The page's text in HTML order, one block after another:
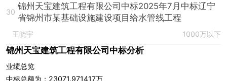
30
锦州天宝建筑工程有限公司中标2025年7月中标辽宁
省锦州市某基础设施建设项目给水管线工程
王晓宇 1000万以下
锦州天宝建筑工程有限公司中标分析
业绩总览
中标总额为：23071.971417万